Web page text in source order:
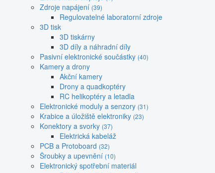
Zdroje napájení (39)
Regulovatelné laboratorní zdroje
3D tisk
3D tiskárny
3D díly a náhradní díly
Pasivní elektronické součástky (40)
Kamery a drony
Akční kamery
Drony a quadkoptéry
RC helikoptéry a letadla
Elektronické moduly a senzory (31)
Krabice a úložiště elektroniky (23)
Konektory a svorky (37)
Elektrická kabeláž
PCB a Protoboard (32)
Šroubky a upevnění (10)
Elektronický spotřební materiál